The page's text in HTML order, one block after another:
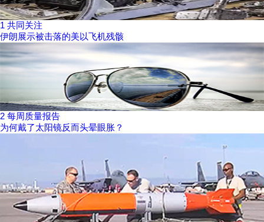
1 共同关注
伊朗展示被击落的美以飞机残骸
2 每周质量报告
为何戴了太阳镜反而头晕眼胀？